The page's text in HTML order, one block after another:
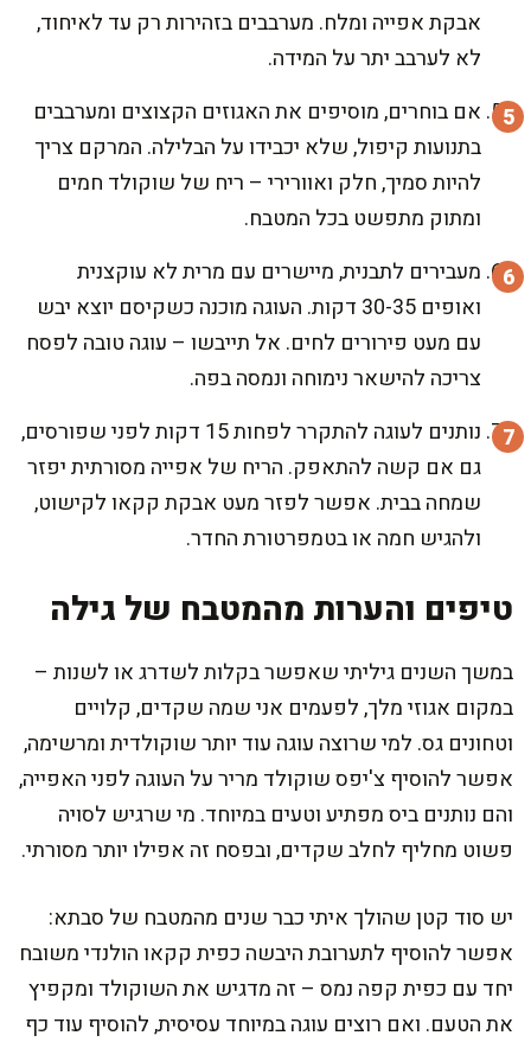
אבקת אפייה ומלח. מערבבים בזהירות רק עד לאיחוד,
לא לערבב יתר על המידה.
אם בוחרים, מוסיפים את האגוזים הקצוצים ומערבבים
בתנועות קיפול, שלא יכבידו על הבלילה. המרקם צריך
להיות סמיך, חלק ואוורירי – ריח של שוקולד חמים
ומתוק מתפשט בכל המטבח.
מעבירים לתבנית, מיישרים עם מרית לא עוקצנית
ואופים 30-35 דקות. העוגה מוכנה כשקיסם יוצא יבש
עם מעט פירורים לחים. אל תייבשו – עוגה טובה לפסח
צריכה להישאר נימוחה ונמסה בפה.
נותנים לעוגה להתקרר לפחות 15 דקות לפני שפורסים,
גם אם קשה להתאפק. הריח של אפייה מסורתית יפזר
שמחה בבית. אפשר לפזר מעט אבקת קקאו לקישוט,
ולהגיש חמה או בטמפרטורת החדר.
טיפים והערות מהמטבח של גילה
במשך השנים גיליתי שאפשר בקלות לשדרג או לשנות –
במקום אגוזי מלך, לפעמים אני שמה שקדים, קלויים
וטחונים גס. למי שרוצה עוגה עוד יותר שוקולדית ומרשימה,
אפשר להוסיף צ'יפס שוקולד מריר על העוגה לפני האפייה,
והם נותנים ביס מפתיע וטעים במיוחד. מי שרגיש לסויה
פשוט מחליף לחלב שקדים, ובפסח זה אפילו יותר מסורתי.
יש סוד קטן שהולך איתי כבר שנים מהמטבח של סבתא:
אפשר להוסיף לתערובת היבשה כפית קקאו הולנדי משובח
יחד עם כפית קפה נמס – זה מדגיש את השוקולד ומקפיץ
את הטעם. ואם רוצים עוגה במיוחד עסיסית, להוסיף עוד כף